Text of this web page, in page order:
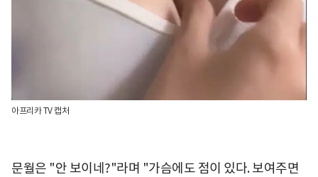
아프리카 TV 캡처
문월은 "안 보이네?"라며 "가슴에도 점이 있다. 보여주면